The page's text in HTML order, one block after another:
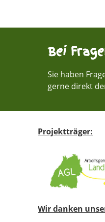
Bei
Sie haben
gerne direkt
Projektträger:
Wir danken